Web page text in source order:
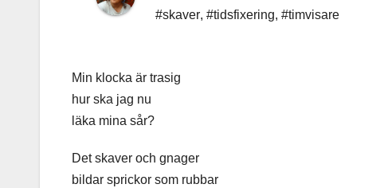
#skaver, #tidsfixering, #timvisare
Min klocka är trasig
hur ska jag nu
läka mina sår?
Det skaver och gnager
bildar sprickor som rubbar